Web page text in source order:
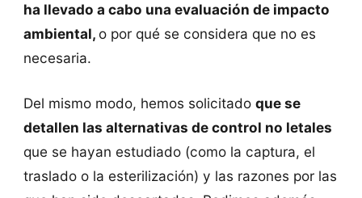
ha llevado a cabo una evaluación de impacto
ambiental, o por qué se considera que no es
necesaria.
Del mismo modo, hemos solicitado que se
detallen las alternativas de control no letales
que se hayan estudiado (como la captura, el
traslado o la esterilización) y las razones por las